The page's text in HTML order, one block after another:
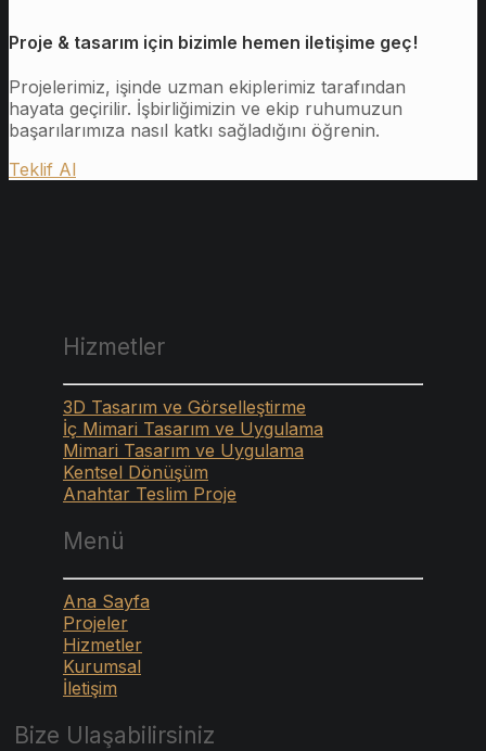
Proje & tasarım için bizimle hemen iletişime geç!
Projelerimiz, işinde uzman ekiplerimiz tarafından
hayata geçirilir. İşbirliğimizin ve ekip ruhumuzun
başarılarımıza nasıl katkı sağladığını öğrenin.
Teklif Al
Hizmetler
3D Tasarım ve Görselleştirme
İç Mimari Tasarım ve Uygulama
Mimari Tasarım ve Uygulama
Kentsel Dönüşüm
Anahtar Teslim Proje
Menü
Ana Sayfa
Projeler
Hizmetler
Kurumsal
İletişim
Bize Ulaşabilirsiniz